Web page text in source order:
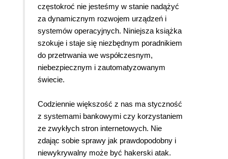
częstokroć nie jesteśmy w stanie nadążyć
za dynamicznym rozwojem urządzeń i
systemów operacyjnych. Niniejsza książka
szokuje i staje się niezbędnym poradnikiem
do przetrwania we współczesnym,
niebezpiecznym i zautomatyzowanym
świecie.
Codziennie większość z nas ma styczność
z systemami bankowymi czy korzystaniem
ze zwykłych stron internetowych. Nie
zdając sobie sprawy jak prawdopodobny i
niewykrywalny może być hakerski atak.